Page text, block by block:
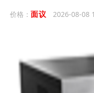
价格： 面议 2026-08-08